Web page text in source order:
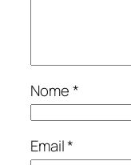
Nome*
Email*